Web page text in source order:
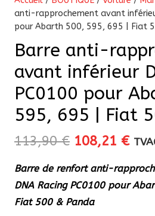
anti-rapprochement avant
pour Abarth 500, 595, 695 | Fiat
Barre anti-
avant inférieur
PC0100 pour
595, 695 | Fiat
113,90€ Le
initial
était :
113,90 €.
108,21 €Le
est :
Barre de renfort anti-
DNA RacingPC0100pour
Fiat 500 & Panda